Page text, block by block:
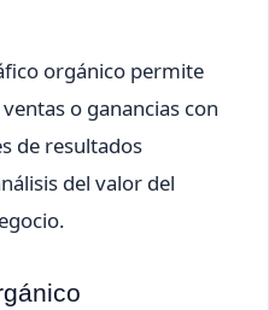
orgánico permite
o ganancias con
de resultados
del valor del